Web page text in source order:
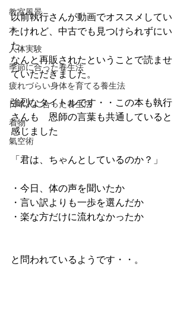
教室風景
本
人体実験
季節に合った養生法
疲れづらい身体を育てる養生法
日本人に合った養生法
着物
氣空術
以前執行さんが動画でオススメしてい
たけれど、中古でも見つけられずにい
た。
なんと再販されたということで読ませ
ていただきました。
強烈なタイトルです・・この本も執行
さんも　恩師の言葉も共通していると
感じました
「君は、ちゃんとしているのか？」
・今日、体の声を聞いたか
・言い訳よりも一歩を選んだか
・楽な方だけに流れなかったか
と問われているようです・・。